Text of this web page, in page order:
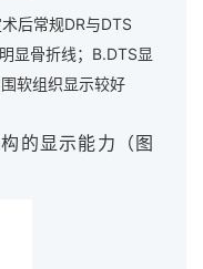
后常规DR与DTS
显骨折线；B.DTS显
软组织显示较好
的显示能力（图